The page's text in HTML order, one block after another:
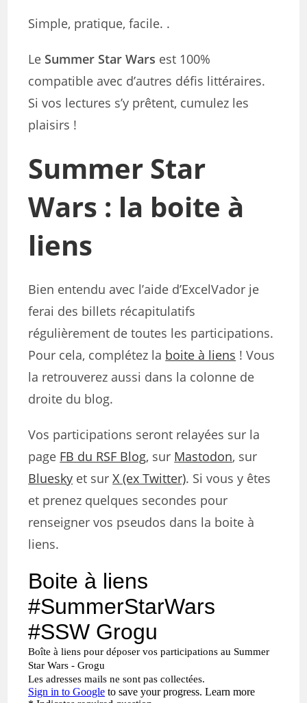
Simple, pratique, facile. .
Le Summer Star Wars est 100%
compatible avec d’autres défis littéraires.
Si vos lectures s’y prêtent, cumulez les
plaisirs !
Summer Star
Wars : la boite à
liens
Bien entendu avec l’aide d’ExcelVador je
ferai des billets récapitulatifs
régulièrement de toutes les participations.
Pour cela, complétez la boite à liens ! Vous
la retrouverez aussi dans la colonne de
droite du blog.
Vos participations seront relayées sur la
page FB du RSF Blog, sur Mastodon, sur
Bluesky et surX (ex Twitter). Si vous y êtes
et prenez quelques secondes pour
renseigner vos pseudos dans la boite à
liens.